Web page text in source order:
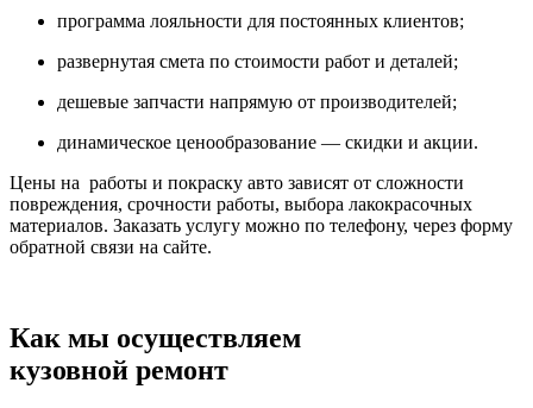
программа лояльности для постоянных клиентов;
развернутая смета по стоимости работ и деталей;
дешевые запчасти напрямую от производителей;
динамическое ценообразование — скидки и акции.
Цены на работы и покраску авто зависят от сложности
повреждения, срочности работы, выбора лакокрасочных
материалов. Заказать услугу можно по телефону, через форму
обратной связи на сайте.
Как мы осуществляем
кузовной ремонт